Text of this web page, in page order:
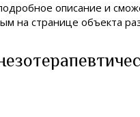
описание и
на странице объекта